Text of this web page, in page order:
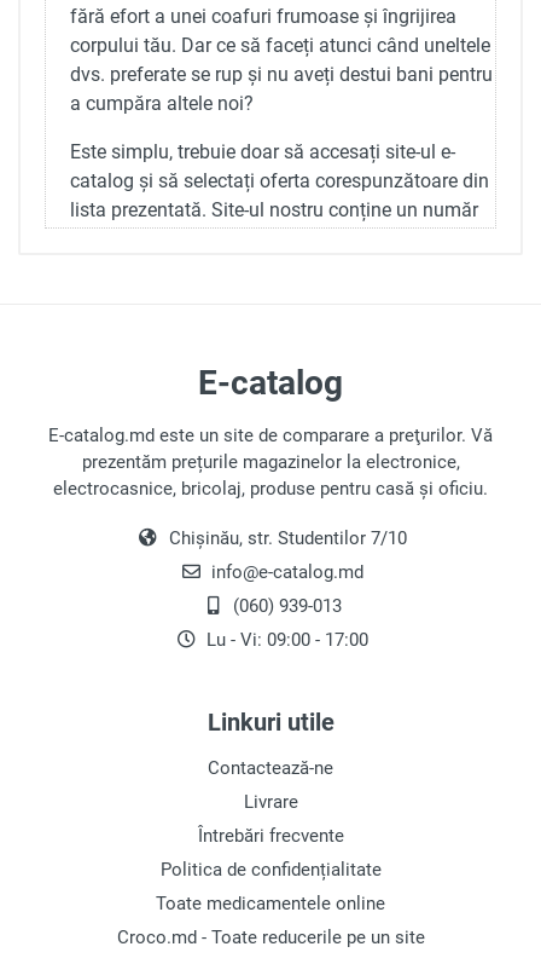
fără efort a unei coafuri frumoase și îngrijirea
corpului tău. Dar ce să faceți atunci când uneltele
dvs. preferate se rup și nu aveți destui bani pentru
a cumpăra altele noi?
Este simplu, trebuie doar să accesați site-ul e-
catalog și să selectați oferta corespunzătoare din
lista prezentată. Site-ul nostru conține un număr
E-catalog - Economisiți înțelept, cumpărați numai
cele mai bune produse de la vânzători de
încredere!
E-catalog
E-catalog.md este un site de comparare a preţurilor. Vă
prezentăm prețurile magazinelor la electronice,
electrocasnice, bricolaj, produse pentru casă și oficiu.
Chișinău, str. Studentilor 7/10
info@e-catalog.md
(060) 939-013
Lu - Vi: 09:00 - 17:00
Linkuri utile
Contactează-ne
Livrare
Întrebări frecvente
Politica de confidențialitate
Toate medicamentele online
Croco.md - Toate reducerile pe un site